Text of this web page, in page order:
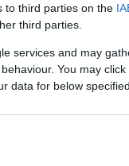
to third parties on the
third parties.
services and may
You may
data for below
του
μια
αμφίβιο